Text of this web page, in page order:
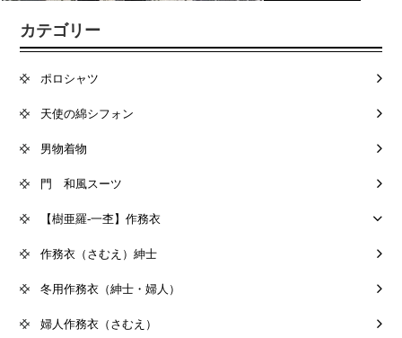
カテゴリー
ポロシャツ
天使の綿シフォン
男物着物
門 和風スーツ
【樹亜羅-一杢】作務衣
作務衣（さむえ）紳士
冬用作務衣（紳士・婦人）
婦人作務衣（さむえ）